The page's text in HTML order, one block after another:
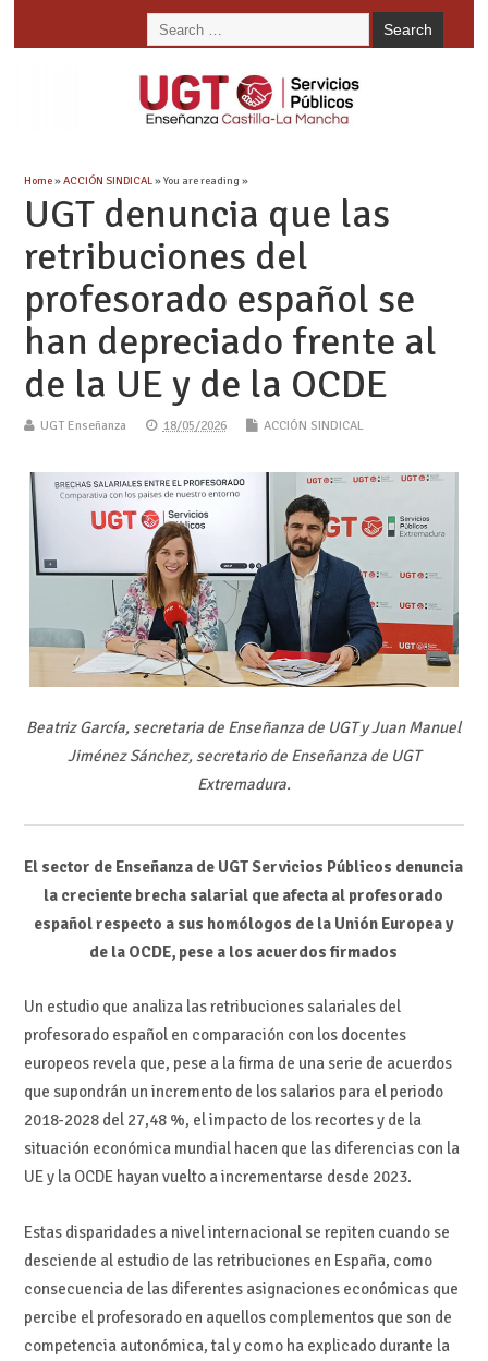
Home»ACCIÓN SINDICAL» You are reading »
UGT denuncia que las
retribuciones del
profesorado español se
han depreciado frente al
de la UE y de la OCDE
UGT Enseñanza 18/05/2026 ACCIÓN SINDICAL
Beatriz García, secretaria de Enseñanza de UGT y Juan Manuel
Jiménez Sánchez, secretario de Enseñanza de UGT
Extremadura.
El sector de Enseñanza de UGT Servicios Públicos denuncia
la creciente brecha salarial que afecta al profesorado
español respecto a sus homólogos de la Unión Europea y
de la OCDE, pese a los acuerdos firmados
Un estudio que analiza las retribuciones salariales del
profesorado español en comparación con los docentes
europeos revela que, pese a la firma de una serie de acuerdos
que supondrán un incremento de los salarios para el periodo
2018-2028 del 27,48 %, el impacto de los recortes y de la
situación económica mundial hacen que las diferencias con la
UE y la OCDE hayan vuelto a incrementarse desde 2023.
Estas disparidades a nivel internacional se repiten cuando se
desciende al estudio de las retribuciones en España, como
consecuencia de las diferentes asignaciones económicas que
percibe el profesorado en aquellos complementos que son de
competencia autonómica, tal y como ha explicado durante la